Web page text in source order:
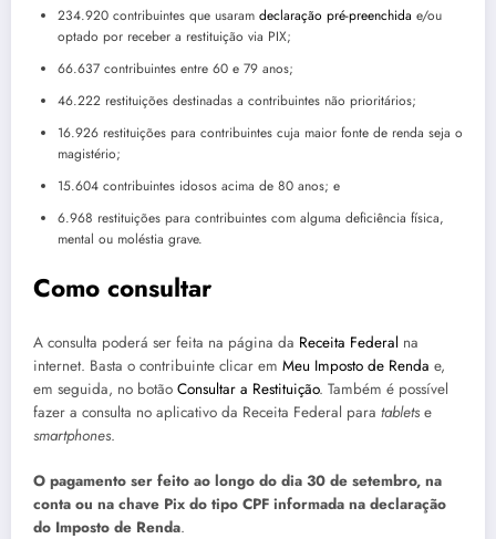
234.920 contribuintes que usaram declaração pré-preenchida e/ou
optado por receber a restituição via PIX;
66.637 contribuintes entre 60 e 79 anos;
46.222 restituições destinadas a contribuintes não prioritários;
16.926 restituições para contribuintes cuja maior fonte de renda seja o
magistério;
15.604 contribuintes idosos acima de 80 anos; e
6.968 restituições para contribuintes com alguma deficiência física,
mental ou moléstia grave.
Como consultar
A consulta poderá ser feita na página da Receita Federal na
internet. Basta o contribuinte clicar em Meu Imposto de Renda e,
em seguida, no botão Consultar a Restituição. Também é possível
fazer a consulta no aplicativo da Receita Federal para tablets e
smartphones.
O pagamento ser feito ao longo do dia 30 de setembro, na
conta ou na chave Pix do tipo CPF informada na declaração
do Imposto de Renda.